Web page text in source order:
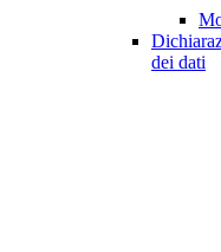
dei dati